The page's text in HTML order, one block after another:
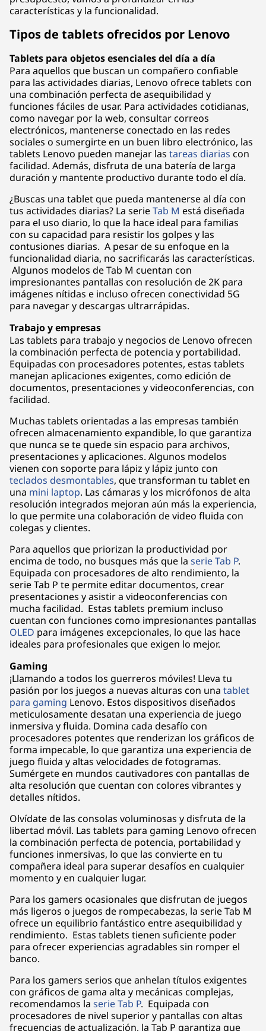
características y la funcionalidad.
Tipos de tablets ofrecidos por Lenovo
Tablets para objetos esenciales del día a día
Para aquellos que buscan un compañero confiable
para las actividades diarias, Lenovo ofrece tablets con
una combinación perfecta de asequibilidad y
funciones fáciles de usar. Para actividades cotidianas,
como navegar por la web, consultar correos
electrónicos, mantenerse conectado en las redes
sociales o sumergirte en un buen libro electrónico, las
tablets Lenovo pueden manejar las tareas diarias con
facilidad. Además, disfruta de una batería de larga
duración y mantente productivo durante todo el día.
¿Buscas una tablet que pueda mantenerse al día con
tus actividades diarias? La serieTab M está diseñada
para el uso diario, lo que la hace ideal para familias
con su capacidad para resistir los golpes y las
contusiones diarias. A pesar de su enfoque en la
funcionalidad diaria, no sacrificarás las características.
Algunos modelos de Tab M cuentan con
impresionantes pantallas con resolución de 2K para
imágenes nítidas e incluso ofrecen conectividad 5G
para navegar y descargas ultrarrápidas.
Trabajo y empresas
Las tablets para trabajo y negocios de Lenovo ofrecen
la combinación perfecta de potencia y portabilidad.
Equipadas con procesadores potentes, estas tablets
manejan aplicaciones exigentes, como edición de
documentos, presentaciones y videoconferencias, con
facilidad.
Muchas tablets orientadas a las empresas también
ofrecen almacenamiento expandible, lo que garantiza
que nunca se te quede sin espacio para archivos,
presentaciones y aplicaciones. Algunos modelos
vienen con soporte para lápiz y lápiz junto con
teclados desmontables, que transforman tu tablet en
una mini laptop. Las cámaras y los micrófonos de alta
resolución integrados mejoran aún más la experiencia,
lo que permite una colaboración de video fluida con
colegas y clientes.
Para aquellos que priorizan la productividad por
encima de todo, no busques más que la serie Tab P.
Equipada con procesadores de alto rendimiento, la
serie Tab P te permite editar documentos, crear
presentaciones y asistir a videoconferencias con
mucha facilidad. Estas tablets premium incluso
cuentan con funciones como impresionantes pantallas
OLED para imágenes excepcionales, lo que las hace
ideales para profesionales que exigen lo mejor.
Gaming
¡Llamando a todos los guerreros móviles! Lleva tu
pasión por los juegos a nuevas alturas con una tablet
para gaming Lenovo. Estos dispositivos diseñados
meticulosamente desatan una experiencia de juego
inmersiva y fluida. Domina cada desafío con
procesadores potentes que renderizan los gráficos de
forma impecable, lo que garantiza una experiencia de
juego fluida y altas velocidades de fotogramas.
Sumérgete en mundos cautivadores con pantallas de
alta resolución que cuentan con colores vibrantes y
detalles nítidos.
Olvídate de las consolas voluminosas y disfruta de la
libertad móvil. Las tablets para gaming Lenovo ofrecen
la combinación perfecta de potencia, portabilidad y
funciones inmersivas, lo que las convierte en tu
compañera ideal para superar desafíos en cualquier
momento y en cualquier lugar.
Para los gamers ocasionales que disfrutan de juegos
más ligeros o juegos de rompecabezas, la serie Tab M
ofrece un equilibrio fantástico entre asequibilidad y
rendimiento. Estas tablets tienen suficiente poder
para ofrecer experiencias agradables sin romper el
banco.
Para los gamers serios que anhelan títulos exigentes
con gráficos de gama alta y mecánicas complejas,
recomendamos la serie Tab P. Equipada con
procesadores de nivel superior y pantallas con altas
frecuencias de actualización, la Tab P garantiza que